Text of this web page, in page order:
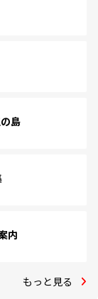
島
内
もっと見る